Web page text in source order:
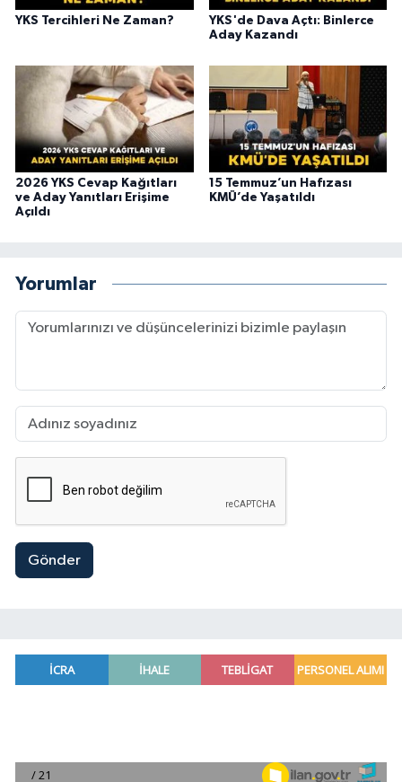
YKS Tercihleri Ne Zaman?
YKS'de Dava Açtı: Binlerce
Aday Kazandı
2026 YKS Cevap Kağıtları
ve Aday Yanıtları Erişime
Açıldı
15 Temmuz’un Hafızası
KMÜ’de Yaşatıldı
Yorumlar
Gönder